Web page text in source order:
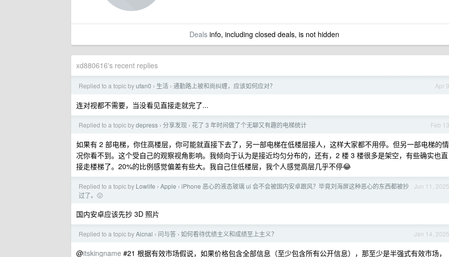
Dealsinfo, including closed deals, is not hidden
xd880616's recent replies
Apr 9
Replied to a topic byufan0 › 生活 › 通勤路上被和尚纠缠，应该如何应对？
连对视都不需要，当没看见直接走就完了...
Feb 13
Replied to a topic bydepress › 分享发现 › 花了 3 年时间做了个无聊又有趣的电梯统计
如果有 2 部电梯，你住高楼层，你可能就直接下去了，另一部电梯在低楼层接人，这样大家都不用停。但另一部电梯的情
况你看不到。这个受自己的观察视角影响。我倾向于认为是接近均匀分布的，还有，2 楼 3 楼很多是架空，有些确实也直
接走楼梯了。20%的比例感觉偏差有些大。我自己住低楼层，我个人感觉高层几乎不停😂
Jun 11, 2025
Replied to a topic by Lowlife › Apple › iPhone 恶心的液态玻璃 ui 会不会被国内安卓跟风？毕竟刘海屏这种恶心的东西都被抄
过了。🤢
国内安卓应该先抄 3D 照片
Jan 14, 2025
Replied to a topic byAicnal › 问与答 › 如何看待优绩主义和成绩至上主义？
@itskingname #21 根据有效市场假说，如果价格包含全部信息（至少包含所有公开信息），那至少是半强式有效市场，